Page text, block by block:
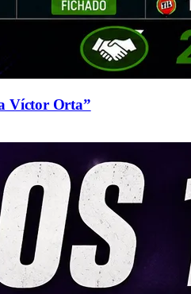
Víctor Orta”